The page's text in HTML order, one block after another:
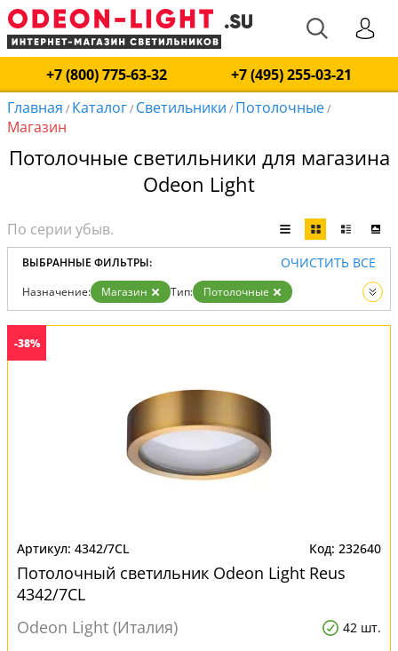
+7 (800) 775-63-32
+7 (495) 255-03-21
Главная / Каталог/ Светильники / Потолочные/
Магазин
Потолочные светильники для магазина
Odeon Light
ВЫБРАННЫЕ ФИЛЬТРЫ: ОЧИСТИТЬ ВСЕ
Назначение: Магазин Тип:
Потолочные
Вид:
Светильники
-38%
4342/7CL 232640
Потолочный светильник Odeon Light Reus
4342/7CL
Odeon Light (Италия)
42 шт.